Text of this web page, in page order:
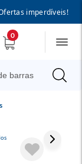
imperdíveis!
0